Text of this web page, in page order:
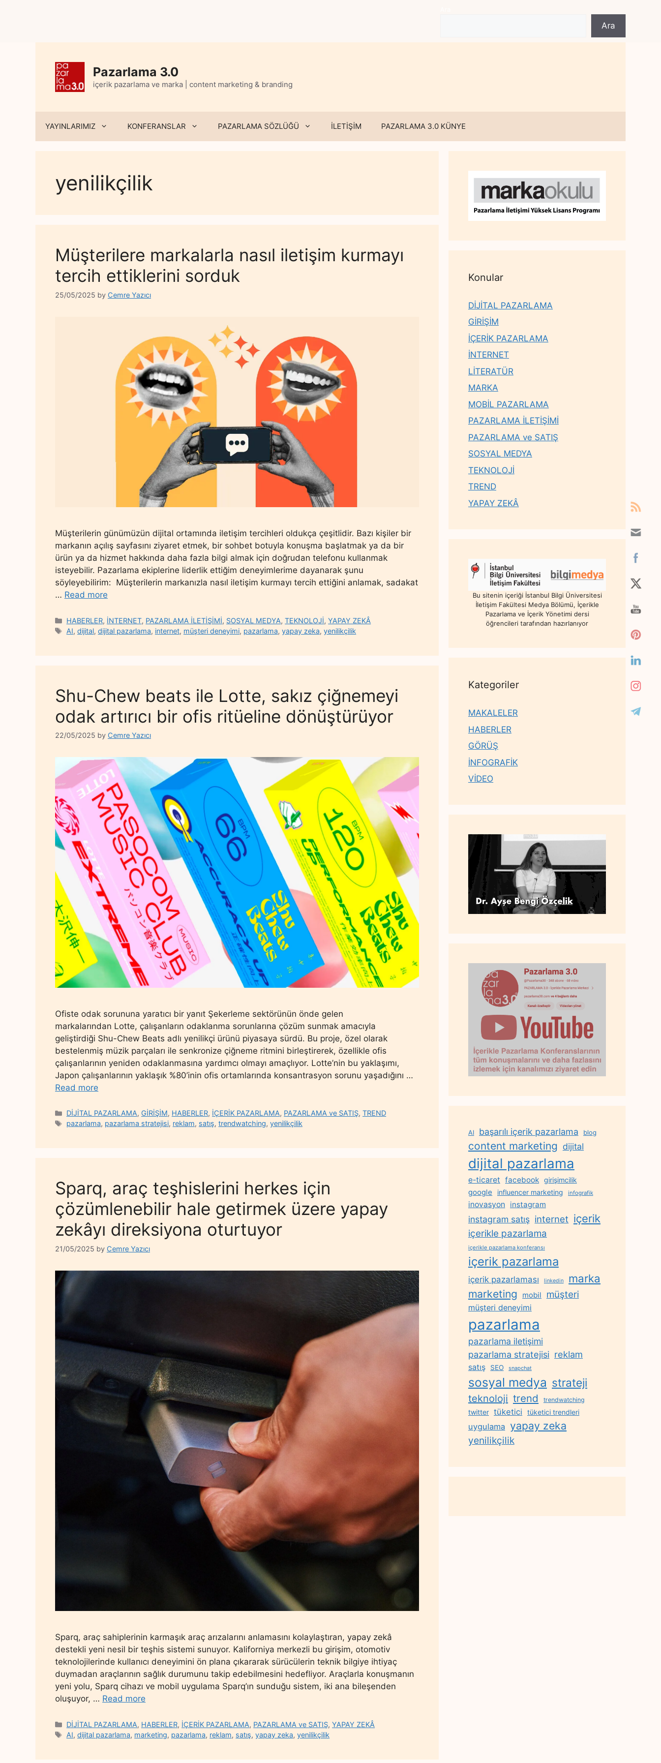
Ara
Pazarlama 3.0
içerik pazarlama ve marka | content marketing & branding
YAYINLARIMIZ KONFERANSLAR PAZARLAMA SÖZLÜĞÜ İLETİŞİM PAZARLAMA 3.0 KÜNYE
yenilikçilik
Müşterilere markalarla nasıl iletişim kurmayı
tercih ettiklerini sorduk
25/05/2025 by Cemre Yazıcı
Müşterilerin günümüzün dijital ortamında iletişim tercihleri oldukça çeşitlidir. Bazı kişiler bir
markanın açılış sayfasını ziyaret etmek, bir sohbet botuyla konuşma başlatmak ya da bir
ürün ya da hizmet hakkında daha fazla bilgi almak için doğrudan telefonu kullanmak
isteyebilir. Pazarlama ekiplerine liderlik ettiğim deneyimlerime dayanarak şunu
söyleyebilirim: Müşterilerin markanızla nasıl iletişim kurmayı tercih ettiğini anlamak, sadakat
… Read more
Categories
HABERLER, İNTERNET, PAZARLAMA İLETİŞİMİ, SOSYAL MEDYA,TEKNOLOJİ,YAPAY ZEKÂ
Tags
AI,dijital,dijital pazarlama, internet, müşteri deneyimi, pazarlama,yapay zeka,yenilikçilik
Shu-Chew beats ile Lotte, sakız çiğnemeyi
odak artırıcı bir ofis ritüeline dönüştürüyor
22/05/2025 by Cemre Yazıcı
Ofiste odak sorununa yaratıcı bir yanıt Şekerleme sektörünün önde gelen
markalarından Lotte, çalışanların odaklanma sorunlarına çözüm sunmak amacıyla
geliştirdiği Shu-Chew Beats adlı yenilikçi ürünü piyasaya sürdü. Bu proje, özel olarak
bestelenmiş müzik parçaları ile senkronize çiğneme ritmini birleştirerek, özellikle ofis
çalışanlarının yeniden odaklanmasına yardımcı olmayı amaçlıyor. Lotte’nin bu yaklaşımı,
Japon çalışanlarının yaklaşık %80’inin ofis ortamlarında konsantrasyon sorunu yaşadığını …
Read more
Categories
DİJİTAL PAZARLAMA, GİRİŞİM, HABERLER, İÇERİK PAZARLAMA, PAZARLAMA ve SATIŞ,TREND
Tags
pazarlama, pazarlama stratejisi, reklam, satış,trendwatching,yenilikçilik
Sparq, araç teşhislerini herkes için
çözümlenebilir hale getirmek üzere yapay
zekâyı direksiyona oturtuyor
21/05/2025 by Cemre Yazıcı
Sparq, araç sahiplerinin karmaşık araç arızalarını anlamasını kolaylaştıran, yapay zekâ
destekli yeni nesil bir teşhis sistemi sunuyor. Kaliforniya merkezli bu girişim, otomotiv
teknolojilerinde kullanıcı deneyimini ön plana çıkararak sürücülerin teknik bilgiye ihtiyaç
duymadan araçlarının sağlık durumunu takip edebilmesini hedefliyor. Araçlarla konuşmanın
yeni yolu, Sparq cihazı ve mobil uygulama Sparq’ın sunduğu sistem, iki ana bileşenden
oluşuyor, … Read more
Categories
DİJİTAL PAZARLAMA, HABERLER, İÇERİK PAZARLAMA, PAZARLAMA ve SATIŞ,YAPAY ZEKÂ
Tags
AI,dijital pazarlama, marketing, pazarlama, reklam, satış,yapay zeka,yenilikçilik
Konular
DİJİTAL PAZARLAMA
GİRİŞİM
İÇERİK PAZARLAMA
İNTERNET
LİTERATÜR
MARKA
MOBİL PAZARLAMA
PAZARLAMA İLETİŞİMİ
PAZARLAMA ve SATIŞ
SOSYAL MEDYA
TEKNOLOJİ
TREND
YAPAY ZEKÂ
Bu sitenin içeriği İstanbul Bilgi Üniversitesi
İletişim Fakültesi Medya Bölümü, İçerikle
Pazarlama ve İçerik Yönetimi dersi
öğrencileri tarafından hazırlanıyor
Kategoriler
MAKALELER
HABERLER
GÖRÜŞ
İNFOGRAFİK
VİDEO
AI başarılı içerik pazarlama blog
content marketing dijital
dijital pazarlama
e-ticaret facebook girişimcilik
google influencer marketing infografik
inovasyon instagram
instagram satış internet içerik
içerikle pazarlama
içerikle pazarlama konferansı
içerik pazarlama
içerik pazarlaması linkedin marka
marketing mobil müşteri
müşteri deneyimi
pazarlama
pazarlama iletişimi
pazarlama stratejisi reklam
satış SEO snapchat
sosyal medya strateji
teknoloji trend trendwatching
twitter tüketici tüketici trendleri
uygulama yapay zeka
yenilikçilik